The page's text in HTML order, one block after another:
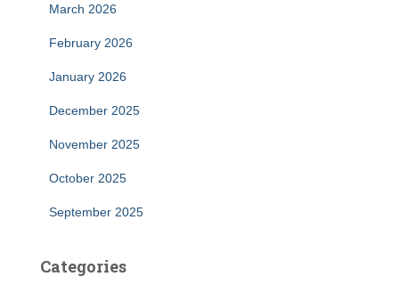
March 2026
February 2026
January 2026
December 2025
November 2025
October 2025
September 2025
Categories